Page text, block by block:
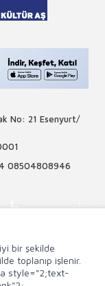
No: 21 Esenyurt/
08504808946
bir şekilde
toplanıp işlenir.
style="2;text-